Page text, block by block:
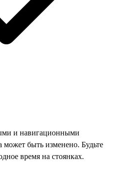
и навигационными
может быть изменено. Будьте
время на стоянках.